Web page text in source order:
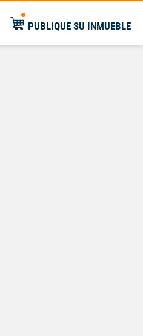
PUBLIQUE SU INMUEBLE